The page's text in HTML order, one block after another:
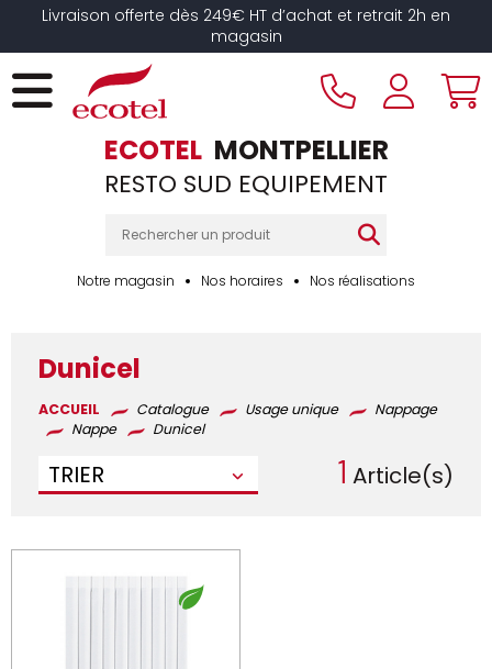
Livraison offerte dès 249€ HT d’achat et retrait 2h en
magasin
ECOTEL MONTPELLIER
RESTO SUD EQUIPEMENT
Notre magasin Nos horaires Nos réalisations
Dunicel
ACCUEIL Catalogue Usage unique
Nappage
Nappe
Dunicel
TRIER 1 Article(s)
Panneau de gestion des cookies